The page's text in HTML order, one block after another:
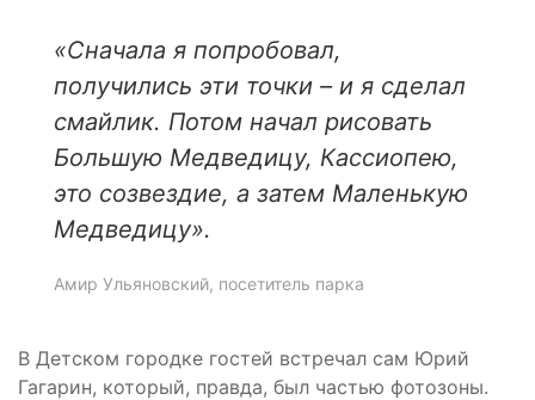
«Сначала я попробовал,
получились эти точки – и я сделал
смайлик. Потом начал рисовать
Большую Медведицу, Кассиопею,
это созвездие, а затем Маленькую
Медведицу».
Амир Ульяновский, посетитель парка
В Детском городке гостей встречал сам Юрий
Гагарин, который, правда, был частью фотозоны.